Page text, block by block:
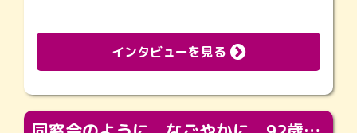
インタビューを見る